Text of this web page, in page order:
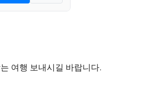
여행 보내시길 바랍니다.